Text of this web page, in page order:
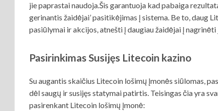
jie paprastai naudoja.Šis garantuoja kad pabaiga
gerinantis žaidėjai’ pasitikėjimas į sistema. Be to, daug
pasiūlymai ir akcijos, atnešti į daugiau žaidėjai į
Pasirinkimas Susijęs Litecoin kazino
Su augantis skaičius Litecoin lošimų įmonės siūlomas,
dėl saugų ir susijęs statymai patirtis. Teisingas čia yra
pasirenkant Litecoin lošimų įmonė: